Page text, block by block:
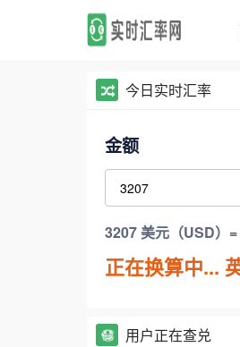
今日实时汇率
金额
3207 美元（USD）=
正在换算中...
用户正在查兑